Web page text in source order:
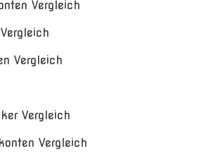
Vergleich
Vergleich
Vergleich
Vergleich